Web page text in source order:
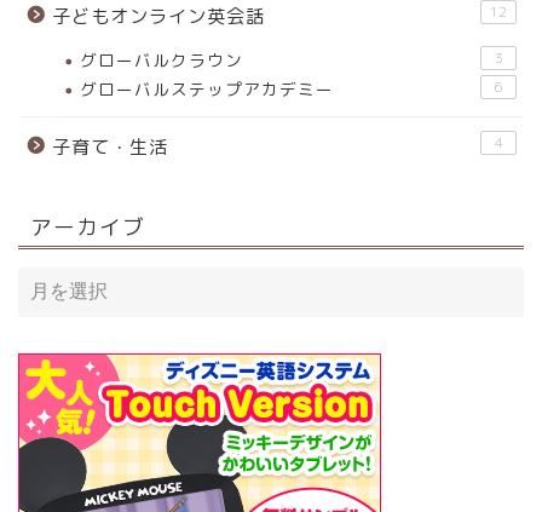
子どもオンライン英会話 12
グローバルクラウン 3
グローバルステップアカデミー 6
子育て・生活 4
アーカイブ